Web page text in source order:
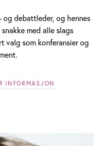
debattleder, og hennes
med alle slags
valg som konferansier og
INFORMASJON